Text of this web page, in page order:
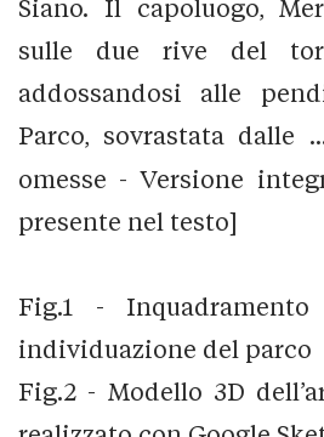
Siano. Il capoluogo,
sulle due rive del
addossandosi alle
Parco, sovrastata dalle
omesse - Versione
presente nel testo]
Fig.1 -
individuazione del parco
Fig.2 - Modello 3D